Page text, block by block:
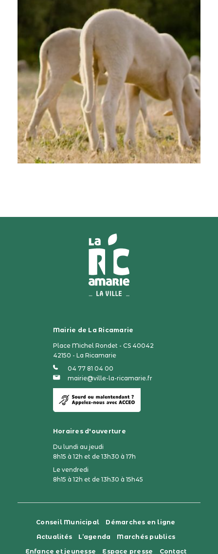
Mairie de La Ricamarie
Place Michel Rondet - CS 40042
42150 - La Ricamarie
04 77 81 04 00
mairie@ville-la-ricamarie.fr
Horaires d'ouverture
Du lundi au jeudi
8h15 à 12h et de 13h30 à 17h
Le vendredi
8h15 à 12h et de 13h30 à 15h45
Conseil Municipal
Démarches en ligne
Actualités
L’agenda
Marchés publics
Enfance et jeunesse
Espace presse Contact